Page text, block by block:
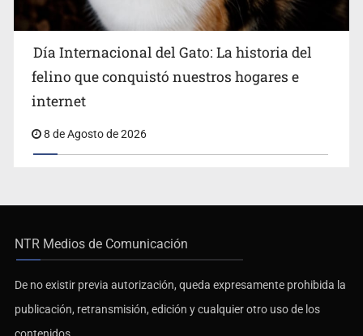
Día Internacional del Gato: La historia del
felino que conquistó nuestros hogares e
internet
8 de Agosto de 2026
NTR Medios de Comunicación
De no existir previa autorización, queda expresamente prohibida la
publicación, retransmisión, edición y cualquier otro uso de los
contenidos.